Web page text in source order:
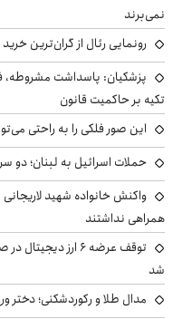
نمی‌برند
رونمایی رئال از گران‌ترین
پزشکیان: پاسداشت مشروطه،
تکیه بر حاکمیت قانون
این صور فلکی را به راحتی
حملات اسرائیل به لبنان؛
واکنش خانواده شهید
همراهی نداشتند
توقف عرضه ۶ ارز
شد
مدال طلا و رکوردشکنی؛ دختر